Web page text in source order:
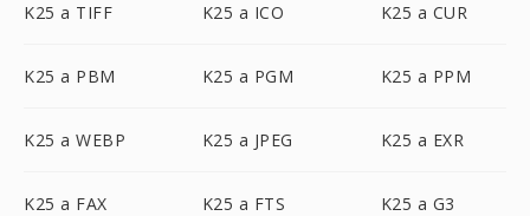
K25 a TIFF K25 a ICO K25 a CUR
K25 a PBM K25 a PGM K25 a PPM
K25 a WEBP K25 a JPEG K25 a EXR
K25 a FAX K25 a FTS K25 a G3